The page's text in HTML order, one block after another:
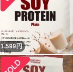
1,599円